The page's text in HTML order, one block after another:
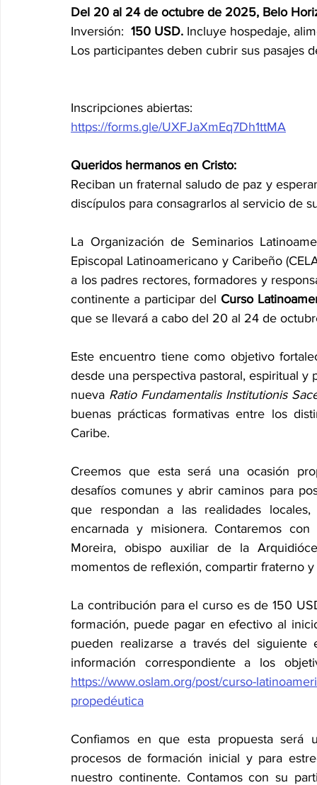
Del 20 al 24 de octubre de 2025, Belo
Inversión: 150 USD. Incluye hospedaje,
Los participantes deben cubrir sus pasajes
Inscripciones abiertas:
https://forms.gle/UXFJaXmEq7Dh1ttMA
Queridos hermanos en Cristo:
Reciban un fraternal saludo de paz y
discípulos para consagrarlos al servicio de
La Organización de Seminarios
Episcopal Latinoamericano y Caribeño
a los padres rectores, formadores y
continente a participar del Curso
que se llevará a cabo del 20 al 24 de
Este encuentro tiene como objetivo
desde una perspectiva pastoral, espiritual
nueva Ratio Fundamentalis Institutionis
buenas prácticas formativas entre los
Caribe.
Creemos que esta será una ocasión
desafíos comunes y abrir caminos para
que respondan a las realidades
encarnada y misionera. Contaremos
Moreira, obispo auxiliar de la
momentos de reflexión, compartir fraterno
La contribución para el curso es de 150
formación, puede pagar en efectivo al
pueden realizarse a través del siguiente
https://www.oslam.org/post/curso-
propedéutica
Confiamos en que esta propuesta será
procesos de formación inicial y para
nuestro continente. Contamos con su